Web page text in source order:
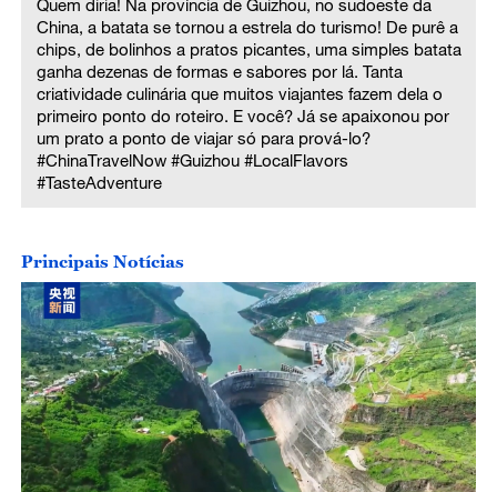
Quem diria! Na província de Guizhou, no sudoeste da
China, a batata se tornou a estrela do turismo! De purê a
chips, de bolinhos a pratos picantes, uma simples batata
ganha dezenas de formas e sabores por lá. Tanta
criatividade culinária que muitos viajantes fazem dela o
primeiro ponto do roteiro. E você? Já se apaixonou por
um prato a ponto de viajar só para prová-lo?
#ChinaTravelNow #Guizhou #LocalFlavors
#TasteAdventure
Principais Notícias